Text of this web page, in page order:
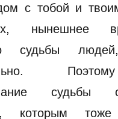
с тобой и
нынешнее
судьбы
судьбы
которым тоже